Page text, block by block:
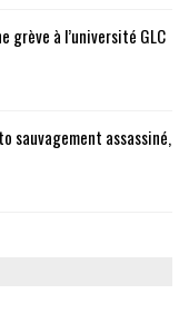
grève à l’université GLC
sauvagement assassiné,